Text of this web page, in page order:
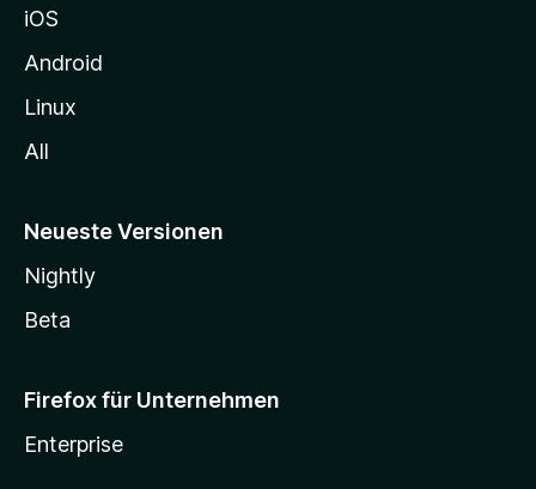
e
n
iOS
Android
Linux
All
Neueste Versionen
Nightly
Beta
Firefox für Unternehmen
Enterprise